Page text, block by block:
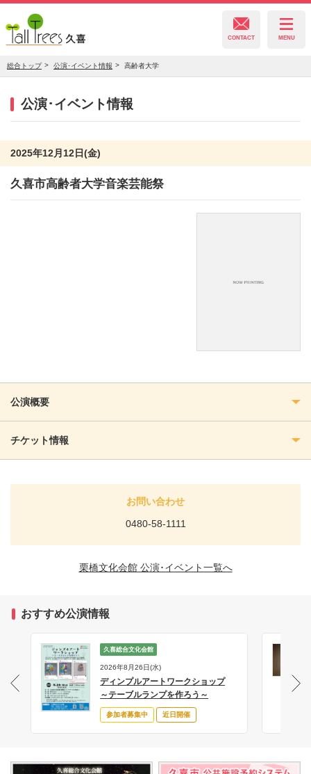
MENU
CONTACT
総合トップ 公演･イベント情報 高齢者大学
公演･イベント情報
2025年12月12日(金)
久喜市高齢者大学音楽芸能祭
公演概要
チケット情報
お問い合わせ
0480-58-1111
栗橋文化会館 公演･イベント一覧へ
おすすめ公演情報
久喜総合文化会館
2026年8月26日(水)
ディンプルアートワークショップ
～テーブルランプを作ろう～
参加者募集中 近日開催
久喜総合文化会館
栗橋文化会館